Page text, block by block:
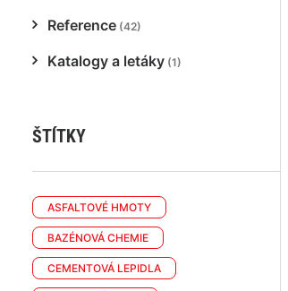
Reference (42)
Katalogy a letáky (1)
ŠTÍTKY
ASFALTOVÉ HMOTY
BAZÉNOVÁ CHEMIE
CEMENTOVÁ LEPIDLA